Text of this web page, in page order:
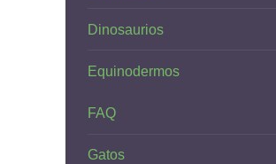
Dinosaurios
Equinodermos
FAQ
Gatos